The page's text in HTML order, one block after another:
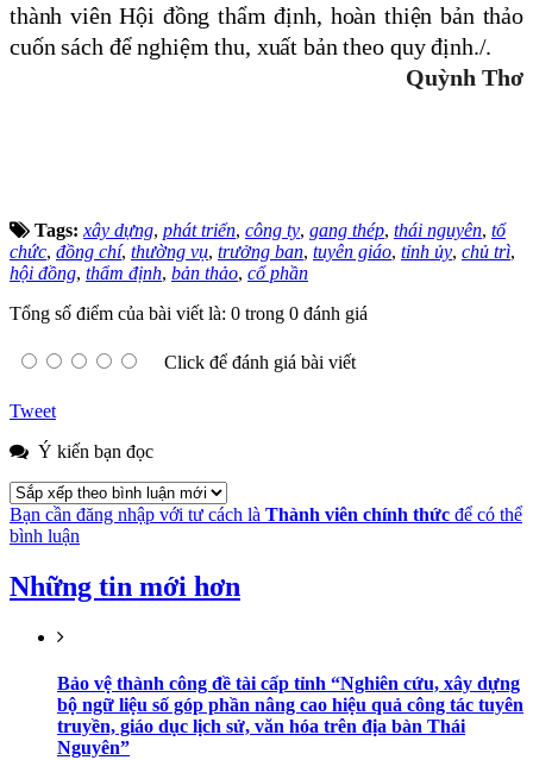
thành viên Hội đồng thẩm định, hoàn thiện bản thảo
cuốn sách để nghiệm thu, xuất bản theo quy định./.
Quỳnh Thơ
Tags: xây dựng, phát triển, công ty, gang thép, thái nguyên, tổ
chức, đồng chí, thường vụ, trưởng ban, tuyên giáo, tỉnh ủy, chủ trì,
hội đồng, thẩm định, bản thảo, cổ phần
Tổng số điểm của bài viết là: 0 trong 0 đánh giá
Click để đánh giá bài viết
Tweet
Ý kiến bạn đọc
Bạn cần đăng nhập với tư cách là Thành viên chính thức để có thể
bình luận
Những tin mới hơn
Bảo vệ thành công đề tài cấp tỉnh “Nghiên cứu, xây dựng
bộ ngữ liệu số góp phần nâng cao hiệu quả công tác tuyên
truyền, giáo dục lịch sử, văn hóa trên địa bàn Thái
Nguyên”